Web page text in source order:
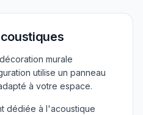
murale
utilise un panneau
à votre espace.
dédiée à l'acoustique